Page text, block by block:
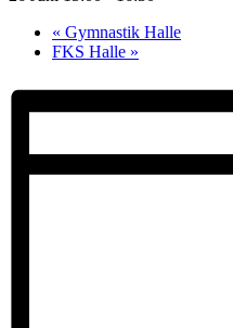
« Gymnastik Halle
FKS Halle »